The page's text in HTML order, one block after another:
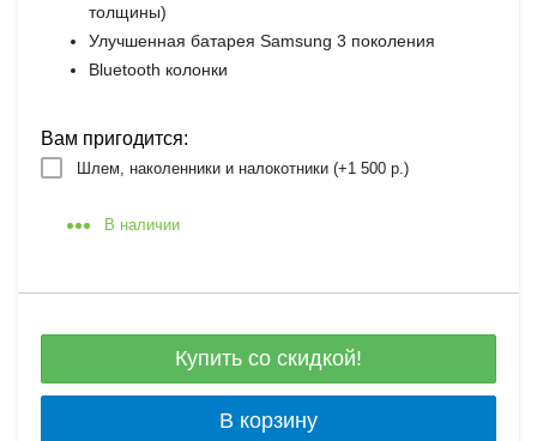
толщины)
Улучшенная батарея Samsung 3 поколения
Bluetooth колонки
Вам пригодится:
Шлем, наколенники и налокотники (+1 500 р.)
В наличии
Купить со скидкой!
В корзину